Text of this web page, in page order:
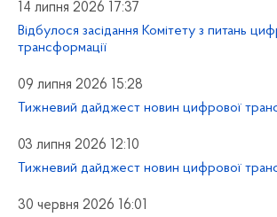
14 липня 2026 17:37
Відбулося засідання Комітету з питань
трансформації
09 липня 2026 15:28
Тижневий дайджест новин цифрової
03 липня 2026 12:10
Тижневий дайджест новин цифрової
30 червня 2026 16:01